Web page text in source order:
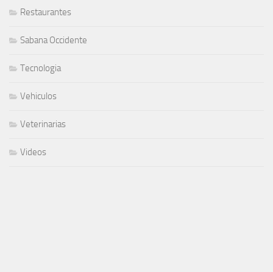
Restaurantes
Sabana Occidente
Tecnologia
Vehiculos
Veterinarias
Videos